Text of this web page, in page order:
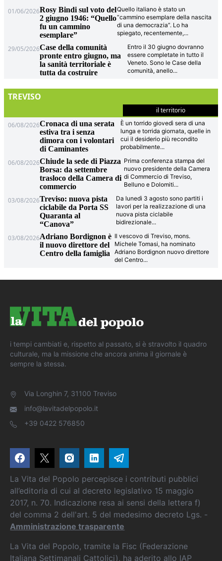
01/06/2026Rosy Bindi sul voto del
2 giugno 1946: “Quello
fu un cammino
esemplare”
Quello italiano è stato un
“cammino esemplare della nascita
di una democrazia”. Lo ha
spiegato, recentemente,...
29/05/2026Case della comunità
pronte entro giugno, ma
la sanità territoriale è
tutta da costruire
Entro il 30 giugno dovranno
essere completate in tutto il
Veneto. Sono le Case della
comunità, anello...
TREVISO
il territorio
06/08/2026Cronaca di una serata
estiva tra i senza
dimora con i volontari
di Caminantes
È un torrido giovedì sera di una
lunga e torrida giornata, quelle in
cui il desiderio più recondito
probabilmente...
06/08/2026Chiude la sede di Piazza
Borsa: da settembre
trasloco della Camera di
commercio
Prima conferenza stampa del
nuovo presidente della Camera
di Commercio di Treviso,
Belluno e Dolomiti...
03/08/2026Treviso: nuova pista
ciclabile da Porta SS
Quaranta al
“Canova”
Da lunedì 3 agosto sono partiti i
lavori per la realizzazione di una
nuova pista ciclabile
bidirezionale...
03/08/2026Adriano Bordignon è
il nuovo direttore del
Centro della famiglia
Il vescovo di Treviso, mons.
Michele Tomasi, ha nominato
Adriano Bordignon nuovo direttore
del Centro...
i tempi cambiati e, rispetto al passato, si è stravolto il quadro
culturale, ma la missione che ancora anima il giornale è
sempre la stessa.
Via Longhin 7, 31100 Treviso
info@lavitadelpopolo.it
+39 0422 576850
La Vita del Popolo percepisce i contributi pubblici
all’editoria di cui al decreto legislativo 15 maggio
2017, n. 70. Indicazione resa ai sensi della lettera f)
del comma 2 dell'art. 5 del medesimo decreto Lgs. -
Amministrazione trasparente
La Vita del Popolo, tramite la Fisc (Federazione
Italiana Settimanali Cattolici), ha aderito allo IAP